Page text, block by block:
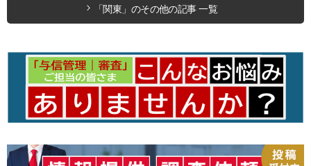
「関東」のその他の記事 一覧